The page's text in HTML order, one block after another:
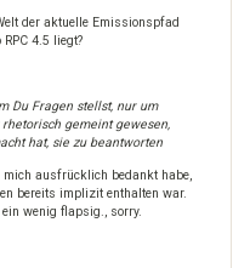
der aktuelle Emissionspfad
4.5 liegt?
Du Fragen stellst, nur um
gemeint gewesen,
hat, sie zu beantworten
mich ausfrücklich bedankt habe,
bereits implizit enthalten war.
wenig flapsig., sorry.